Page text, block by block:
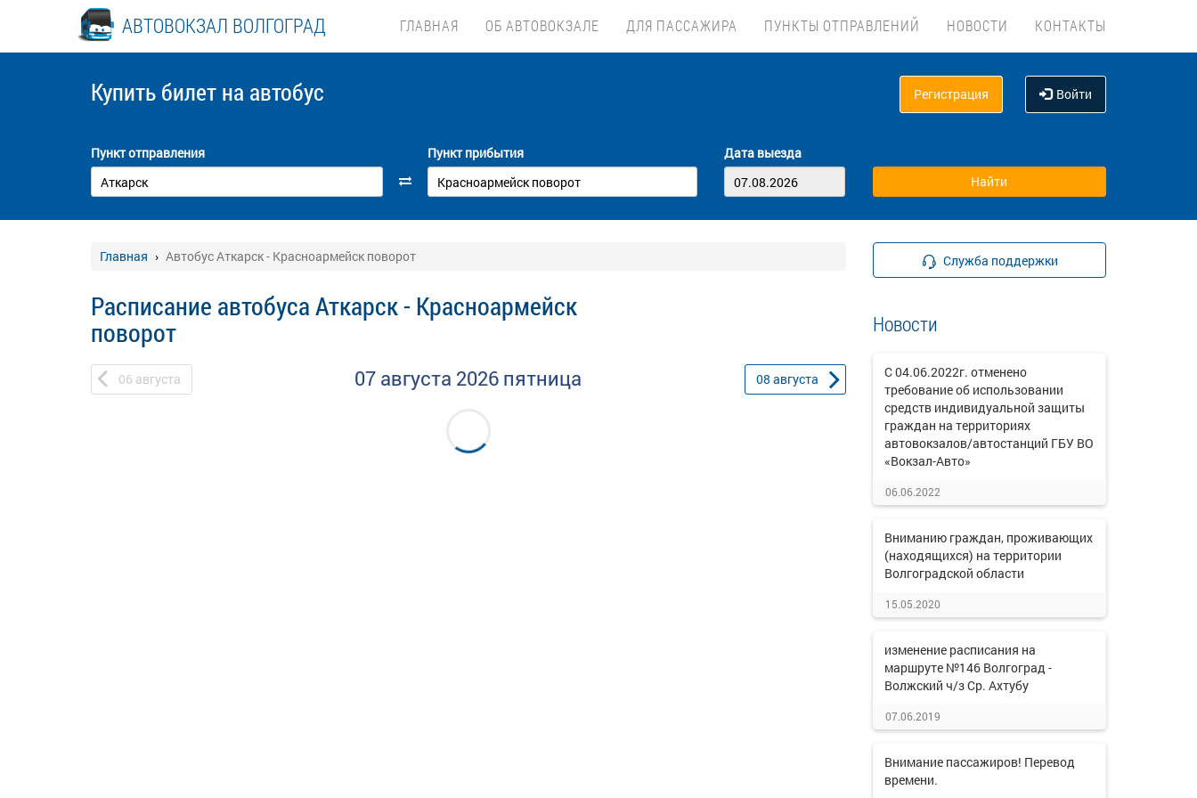
АВТОВОКЗАЛ ВОЛГОГРАД ГЛАВНАЯ ОБ АВТОВОКЗАЛЕ ДЛЯ ПАССАЖИРА ПУНКТЫ ОТПРАВЛЕНИЙ НОВОСТИ КОНТАКТЫ
Купить билет на автобус Регистрация Войти
Пункт отправления Пункт прибытия Дата выезда
Главная Автобус Аткарск - Красноармейск поворот
Расписание автобуса Аткарск - Красноармейск
поворот
06 августа 07 августа 2026 пятница 08 августа
Служба поддержки
Новости
С 04.06.2022г. отменено
требование об использовании
средств индивидуальной защиты
граждан на территориях
автовокзалов/автостанций ГБУ ВО
«Вокзал-Авто»
06.06.2022
Вниманию граждан, проживающих
(находящихся) на территории
Волгоградской области
15.05.2020
изменение расписания на
маршруте №146 Волгоград -
Волжский ч/з Ср. Ахтубу
07.06.2019
Внимание пассажиров! Перевод
времени.